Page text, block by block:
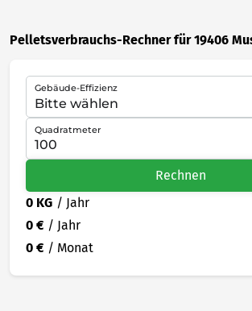
Pelletsverbrauchs-Rechner für 19406
Gebäude-Effizienz
Quadratmeter
Rechnen
0 KG / Jahr
0 € / Jahr
0 € / Monat